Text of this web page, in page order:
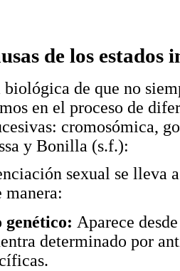
de los estados
biológica de que no
en el proceso de
cromosómica,
y Bonilla (s.f.):
sexual se lleva
manera:
genético: Aparece
determinado por